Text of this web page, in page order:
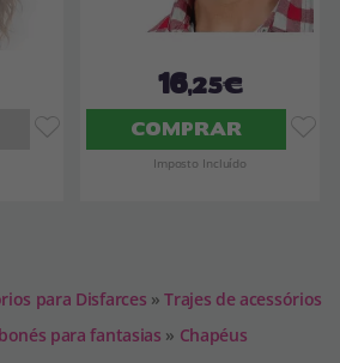
16,25€
COMPRAR
Imposto Incluído
para Disfarces » Trajes de acessórios
para fantasias » Chapéus